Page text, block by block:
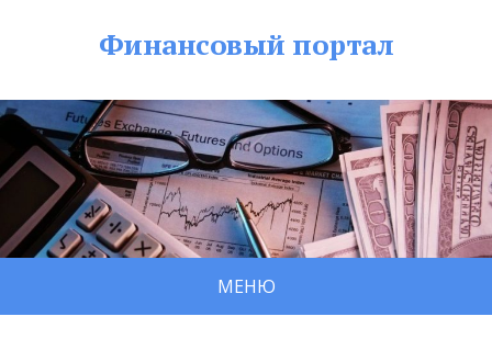
Финансовый портал
МЕНЮ